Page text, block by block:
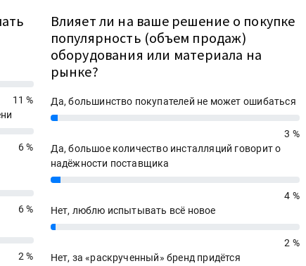
11 %
6 %
6 %
2 %
Влияет ли на ваше решение о покупке
популярность (объем продаж)
оборудования или материала на
рынке?
Да, большинство покупателей не может ошибаться
3%
3 %
Да, большое количество инсталляций говорит о
надёжности поставщика
4%
4 %
Нет, люблю испытывать всё новое
2%
2 %
Нет, за «раскрученный» бренд придётся
фольги для горячего тиснения
запущен в компании «Сказитель»